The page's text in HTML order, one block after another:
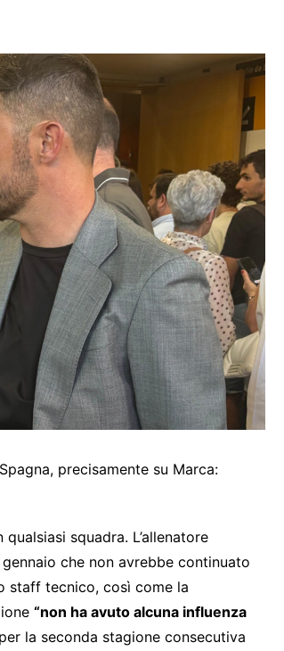
precisamente su Marca:
squadra. L’allenatore
che non avrebbe continuato
staff tecnico, così come la
“non ha avuto alcuna influenza
la seconda stagione consecutiva